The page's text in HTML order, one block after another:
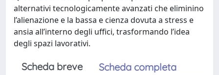
alternativi tecnologicamente avanzati che eliminino
l’alienazione e la bassa e cienza dovuta a stress e
ansia all’interno degli uffici, trasformando l’idea
degli spazi lavorativi.
Scheda breve Scheda completa